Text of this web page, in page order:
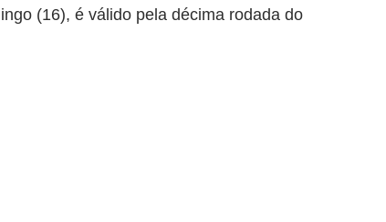
BALDE
(16), é válido pela décima rodada do